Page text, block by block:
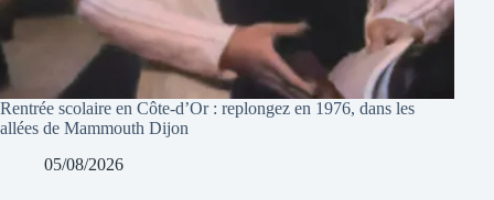
Rentrée scolaire en Côte-d’Or : replongez en 1976, dans les
allées de Mammouth Dijon
05/08/2026